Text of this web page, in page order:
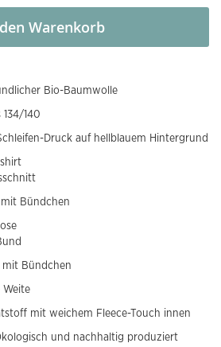
Warenkorb
Bio-Baumwolle
140
Druck auf hellblauem Hintergrund
mit Bündchen
mit Bündchen
Weite
mit weichem Fleece-Touch innen
und nachhaltig produziert